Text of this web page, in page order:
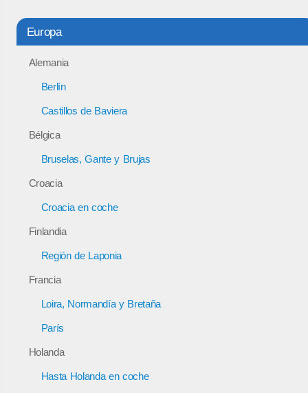
Europa
Alemania
Berlín
Castillos de Baviera
Bélgica
Bruselas, Gante y Brujas
Croacia
Croacia en coche
Finlandia
Región de Laponia
Francia
Loira, Normandía y Bretaña
París
Holanda
Hasta Holanda en coche